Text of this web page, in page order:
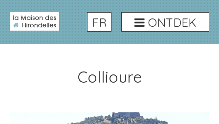
FR ONTDEK
Collioure